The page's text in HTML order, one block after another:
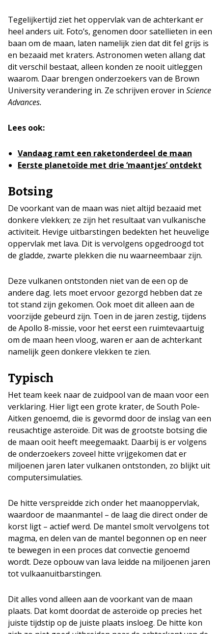
Tegelijkertijd ziet het oppervlak van de achterkant er
heel anders uit. Foto’s, genomen door satellieten in een
baan om de maan, laten namelijk zien dat dit fel grijs is
en bezaaid met kraters. Astronomen weten allang dat
dit verschil bestaat, alleen konden ze nooit uitleggen
waarom. Daar brengen onderzoekers van de Brown
University verandering in. Ze schrijven erover in Science
Advances.
Lees ook:
Vandaag ramt een raketonderdeel de maan
Eerste planetoïde met drie ‘maantjes’ ontdekt
Botsing
De voorkant van de maan was niet altijd bezaaid met
donkere vlekken; ze zijn het resultaat van vulkanische
activiteit. Hevige uitbarstingen bedekten het heuvelige
oppervlak met lava. Dit is vervolgens opgedroogd tot
de gladde, zwarte plekken die nu waarneembaar zijn.
Deze vulkanen ontstonden niet van de een op de
andere dag. Iets moet ervoor gezorgd hebben dat ze
tot stand zijn gekomen. Ook moet dit alleen aan de
voorzijde gebeurd zijn. Toen in de jaren zestig, tijdens
de Apollo 8-missie, voor het eerst een ruimtevaartuig
om de maan heen vloog, waren er aan de achterkant
namelijk geen donkere vlekken te zien.
Typisch
Het team keek naar de zuidpool van de maan voor een
verklaring. Hier ligt een grote krater, de South Pole-
Aitken genoemd, die is gevormd door de inslag van een
reusachtige asteroïde. Dit was de grootste botsing die
de maan ooit heeft meegemaakt. Daarbij is er volgens
de onderzoekers zoveel hitte vrijgekomen dat er
miljoenen jaren later vulkanen ontstonden, zo blijkt uit
computersimulaties.
De hitte verspreidde zich onder het maanoppervlak,
waardoor de maanmantel – de laag die direct onder de
korst ligt – actief werd. De mantel smolt vervolgens tot
magma, en delen van de mantel begonnen op en neer
te bewegen in een proces dat convectie genoemd
wordt. Deze opbouw van lava leidde na miljoenen jaren
tot vulkaanuitbarstingen.
Dit alles vond alleen aan de voorkant van de maan
plaats. Dat komt doordat de asteroïde op precies het
juiste tijdstip op de juiste plaats insloeg. De hitte kon